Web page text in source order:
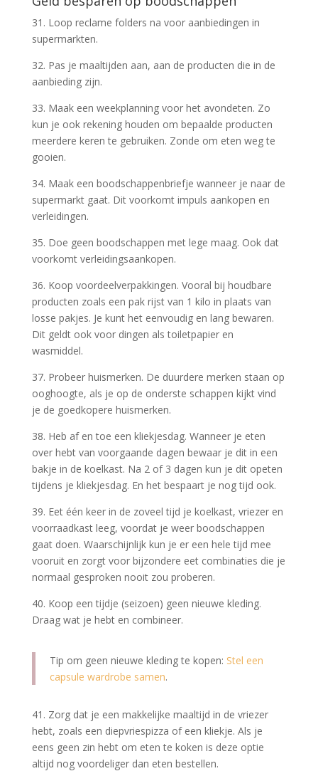
31. Loop reclame folders na voor aanbiedingen in
supermarkten.
32. Pas je maaltijden aan, aan de producten die in de
aanbieding zijn.
33. Maak een weekplanning voor het avondeten. Zo
kun je ook rekening houden om bepaalde producten
meerdere keren te gebruiken. Zonde om eten weg te
gooien.
34. Maak een boodschappenbriefje wanneer je naar de
supermarkt gaat. Dit voorkomt impuls aankopen en
verleidingen.
35. Doe geen boodschappen met lege maag. Ook dat
voorkomt verleidingsaankopen.
36. Koop voordeelverpakkingen. Vooral bij houdbare
producten zoals een pak rijst van 1 kilo in plaats van
losse pakjes. Je kunt het eenvoudig en lang bewaren.
Dit geldt ook voor dingen als toiletpapier en
wasmiddel.
37. Probeer huismerken. De duurdere merken staan op
ooghoogte, als je op de onderste schappen kijkt vind
je de goedkopere huismerken.
38. Heb af en toe een kliekjesdag. Wanneer je eten
over hebt van voorgaande dagen bewaar je dit in een
bakje in de koelkast. Na 2 of 3 dagen kun je dit opeten
tijdens je kliekjesdag. En het bespaart je nog tijd ook.
39. Eet één keer in de zoveel tijd je koelkast, vriezer en
voorraadkast leeg, voordat je weer boodschappen
gaat doen. Waarschijnlijk kun je er een hele tijd mee
vooruit en zorgt voor bijzondere eet combinaties die je
normaal gesproken nooit zou proberen.
40. Koop een tijdje (seizoen) geen nieuwe kleding.
Draag wat je hebt en combineer.
Tip om geen nieuwe kleding te kopen: Stel een
capsule wardrobe samen.
41. Zorg dat je een makkelijke maaltijd in de vriezer
hebt, zoals een diepvriespizza of een kliekje. Als je
eens geen zin hebt om eten te koken is deze optie
altijd nog voordeliger dan eten bestellen.